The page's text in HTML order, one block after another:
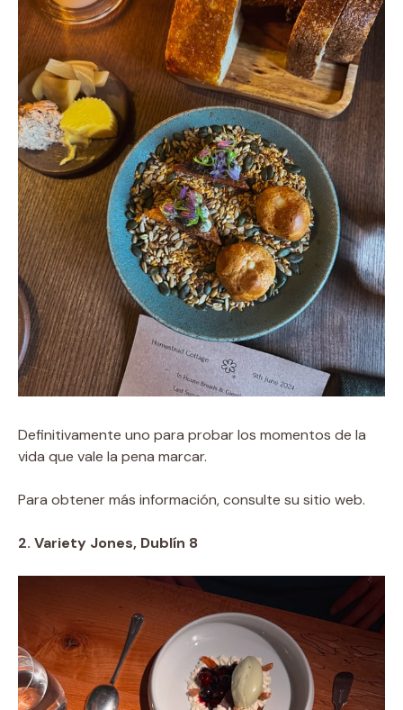
Definitivamente uno para probar los momentos de la
vida que vale la pena marcar.
Para obtener más información, consulte su sitio web.
2. Variety Jones, Dublín 8